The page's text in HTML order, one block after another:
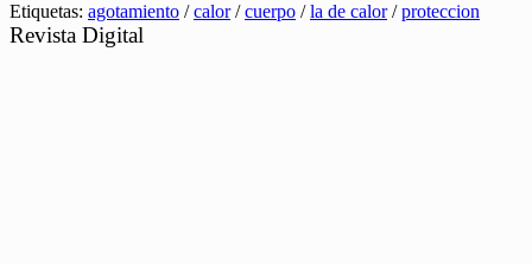
Etiquetas: agotamiento /calor/cuerpo /la de calor/proteccion
Revista Digital